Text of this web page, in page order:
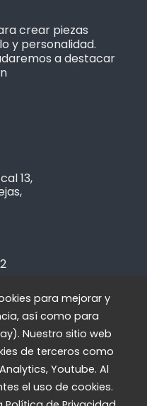
crear piezas
y personalidad.
a destacar
13,
para mejorar y
así como para
Nuestro sitio web
de terceros como
Youtube. Al
el uso de cookies.